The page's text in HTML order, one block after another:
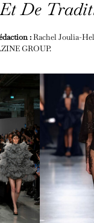
De
:Rachel Joulia-
GROUP.